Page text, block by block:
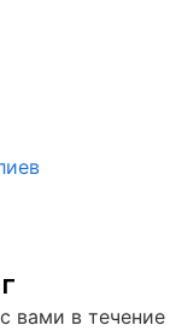
вами в течение